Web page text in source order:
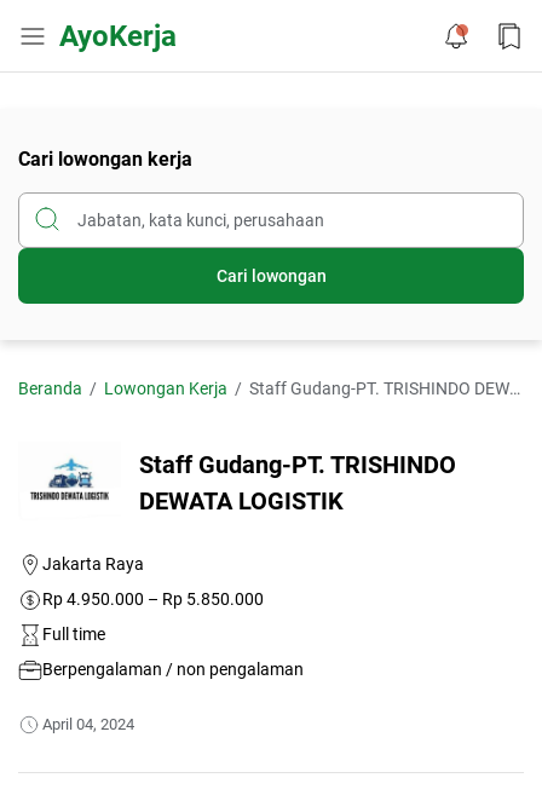
AyoKerja
Cari lowongan kerja
Cari lowongan
Beranda Lowongan Kerja Staff Gudang-PT. TRISHINDO DEWATA LOGISTIK
Staff Gudang-PT. TRISHINDO
DEWATA LOGISTIK
Jakarta Raya
Rp 4.950.000 – Rp 5.850.000
Full time
Berpengalaman / non pengalaman
April 04, 2024